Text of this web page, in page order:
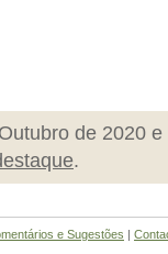
de 2020 e
.
e Sugestões |